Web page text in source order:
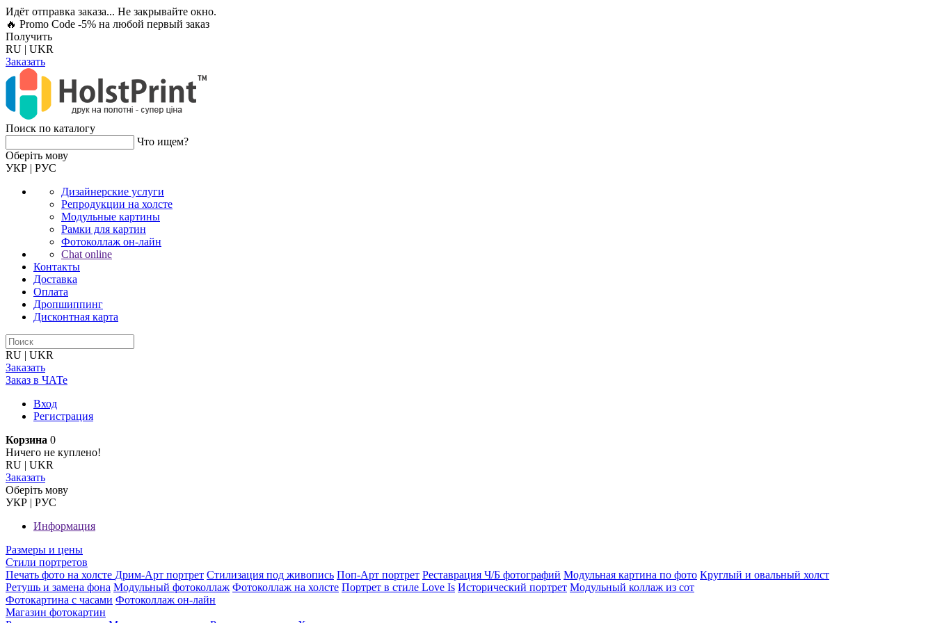
Идёт отправка заказа... Не закрывайте окно.
🔥 Promo Code -5% на любой первый заказ
Получить
RU | UKR
Заказать
Поиск по каталогу
Что ищем?
Оберiть мову
УКР | РУС
Дизайнерские услуги
Репродукции на холсте
Модульные картины
Рамки для картин
Фотоколлаж он-лайн
Chat online
Контакты
Доставка
Оплата
Дропшиппинг
Дисконтная карта
RU | UKR
Заказать
Заказ в ЧАТе
Вход
Регистрация
Корзина 0
Ничего не куплено!
RU | UKR
Заказать
Оберiть мову
УКР | РУС
Информация
Размеры и цены
Стили портретов
Печать фото на холсте Дрим-Арт портрет Стилизация под живопись Поп-Арт портрет Реставрация Ч/Б фотографий Модульная картина по фото Круглый и овальный холст
Ретушь и замена фона Модульный фотоколлаж Фотоколлаж на холсте Портрет в стиле Love Is Исторический портрет Модульный коллаж из сот
Фотокартина с часами Фотоколлаж он-лайн
Магазин фотокартин